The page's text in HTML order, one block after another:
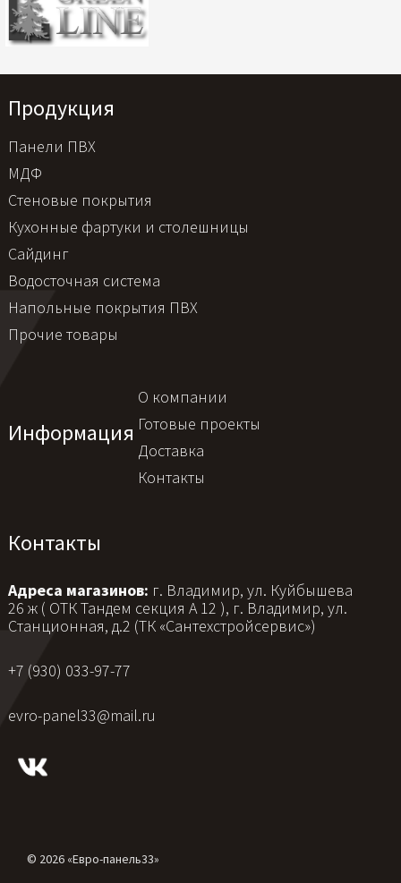
Продукция
Панели ПВХ
МДФ
Стеновые покрытия
Кухонные фартуки и столешницы
Сайдинг
Водосточная система
Напольные покрытия ПВХ
Прочие товары
Информация
О компании
Готовые проекты
Доставка
Контакты
Контакты
Адреса магазинов: г. Владимир, ул. Куйбышева
26 ж ( ОТК Тандем секция А 12 ), г. Владимир, ул.
Станционная, д.2 (ТК «Сантехстройсервис»)
+7 (930) 033-97-77
evro-panel33@mail.ru
© 2026 «Евро-панель33»